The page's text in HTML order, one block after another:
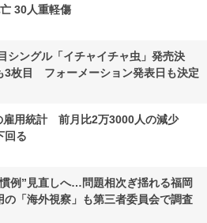
30人重軽傷
シングル「イチャイチャ虫」発売決
枚目 フォーメーション発表日も決定
雇用統計 前月比2万3000人の減少
回る
例”見直しへ…問題相次ぎ揺れる福岡
「海外視察」も第三者委員会で調査